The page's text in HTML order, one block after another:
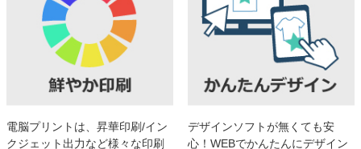
電脳プリントは、昇華印刷/イン
クジェット出力など様々な印刷
デザインソフトが無くても安
心！WEBでかんたんにデザイン